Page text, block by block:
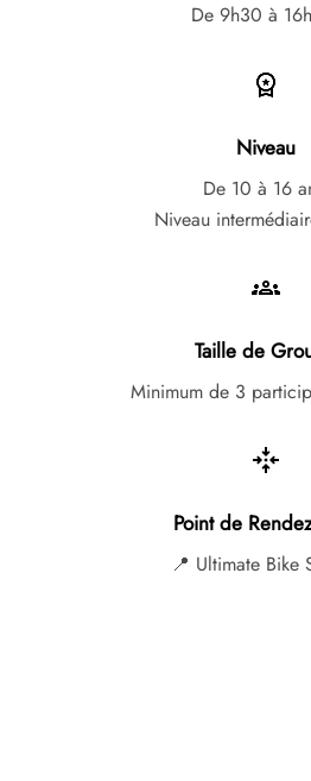
De 9h30 à
Niveau
De 10 à 16
Niveau
Taille de
Minimum de 3
Point de
📍 Ultimate Bike